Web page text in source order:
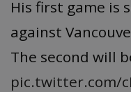
His first game is
against
The second will
pic.twitter.com/